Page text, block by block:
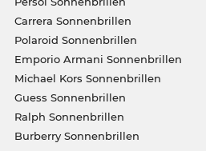
Carrera Sonnenbrillen
Polaroid Sonnenbrillen
Emporio Armani Sonnenbrillen
Michael Kors Sonnenbrillen
Guess Sonnenbrillen
Ralph Sonnenbrillen
Burberry Sonnenbrillen